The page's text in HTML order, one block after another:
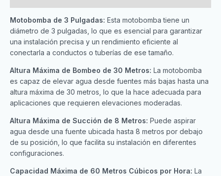
Motobomba de 3 Pulgadas: Esta motobomba tiene un
diámetro de 3 pulgadas, lo que es esencial para garantizar
una instalación precisa y un rendimiento eficiente al
conectarla a conductos o tuberías de ese tamaño.
Altura Máxima de Bombeo de 30 Metros: La motobomba
es capaz de elevar agua desde fuentes más bajas hasta una
altura máxima de 30 metros, lo que la hace adecuada para
aplicaciones que requieren elevaciones moderadas.
Altura Máxima de Succión de 8 Metros: Puede aspirar
agua desde una fuente ubicada hasta 8 metros por debajo
de su posición, lo que facilita su instalación en diferentes
configuraciones.
Capacidad Máxima de 60 Metros Cúbicos por Hora: La